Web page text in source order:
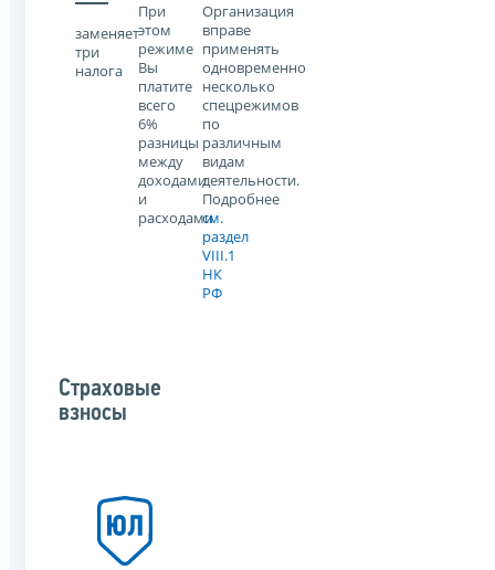
заменяет
три
налога
При
этом
режиме
Вы
платите
всего
6%
разницы
между
доходами
и
расходами
Организация
вправе
применять
одновременно
несколько
спецрежимов
по
различным
видам
деятельности.
Подробнее
см.
раздел
VIII.1
НК
РФ
Страховые
взносы